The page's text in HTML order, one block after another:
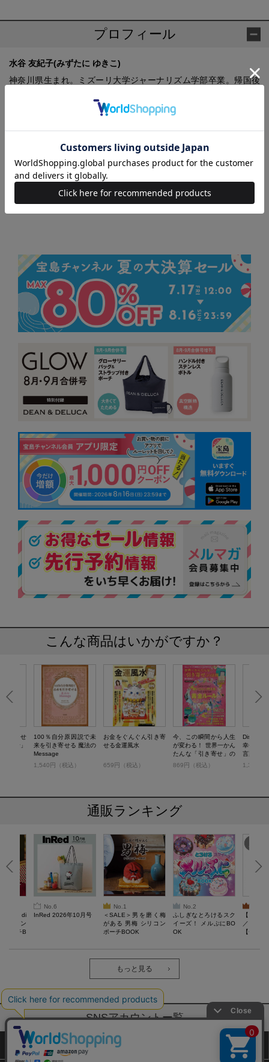
プロフィール
水谷 友紀子(みずたに ゆきこ)
神奈川県生まれ。ミズーリ大学ジャーナリズム学部卒業。帰国後
在は、執筆活動のほか、講演、セミナー、個人コーチングなどで
（大和出版）、『「ご機嫌」でいれば、「奇跡」がついてくる！
「引き寄せ」に成功する毎日のヒント』（講談社）など。
こんな商品はいかがですか？
集 幸せ
寄せ」
100％自分原因説で未
来を引き寄せる 魔法の
Message
1,540円（税込）
お金をぐんぐん引き寄
せる金運風水
659円（税込）
今、この瞬間から人生
が変わる！ 世界一かん
たんな「引き寄せ」の
法則
869円（税込）
Disney
幸せを引
言葉――
1,320円
通販ランキング
di
ティン
ポーチB
No.6
InRed 2026年10月号
No.1
＜SALE＞男を磨く梅
がある 男梅 シリコン
ポーチBOOK
No.2
ふしぎなとろけるスク
イーズ！ メルぷにBO
OK
【
／Lサイ
【一般
ウェア
もっと見る
SNSアカウントー覧
サイトマップ